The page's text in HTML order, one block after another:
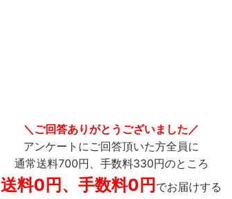
＼ご回答ありがとうございました／
アンケートにご回答頂いた方全員に
通常送料700円、手数料330円のところ
送料0円、手数料0円 でお届けする